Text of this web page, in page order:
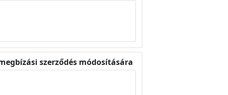
szerződés módosítására